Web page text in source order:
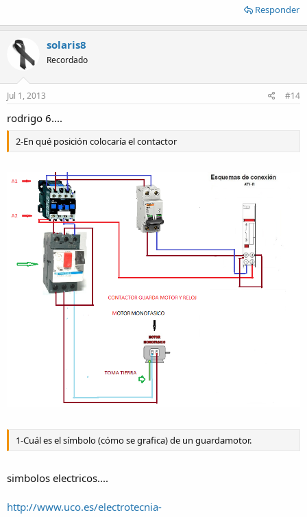
Responder
solaris8
Recordado
Jul 1, 2013 #14
rodrigo 6....
2-En qué posición colocaría el contactor
1-Cuál es el símbolo (cómo se grafica) de un guardamotor.
simbolos electricos....
http://www.uco.es/electrotecnia-